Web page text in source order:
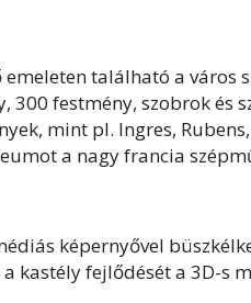
található a város
300 festmény, szobrok és
mint pl. Ingres,
a nagy francia
képernyővel
fejlődését a 3D-s